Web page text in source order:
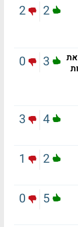
2
2
3
0
4
3
2
1
5
0